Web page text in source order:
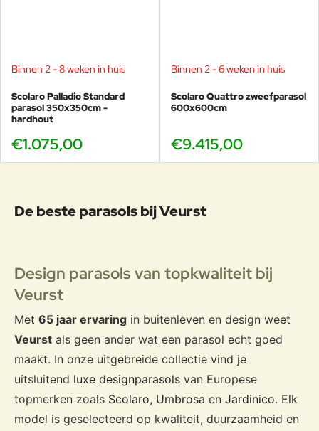
Binnen 2 - 8 weken in huis
Scolaro Palladio Standard
parasol 350x350cm -
hardhout
€1.075,00
Binnen 2 - 6 weken in huis
Scolaro Quattro zweefparasol
600x600cm
€9.415,00
De beste parasols bij Veurst
Design parasols van topkwaliteit bij
Veurst
Met 65 jaar ervaring in buitenleven en design weet
Veurst als geen ander wat een parasol echt goed
maakt. In onze uitgebreide collectie vind je
uitsluitend luxe designparasols van Europese
topmerken zoals Scolaro, Umbrosa en Jardinico. Elk
model is geselecteerd op kwaliteit, duurzaamheid en